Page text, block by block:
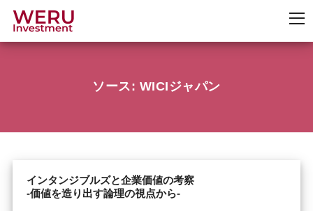
ソース: WICIジャパン
インタンジブルズと企業価値の考察
‐価値を造り出す論理の視点から‐